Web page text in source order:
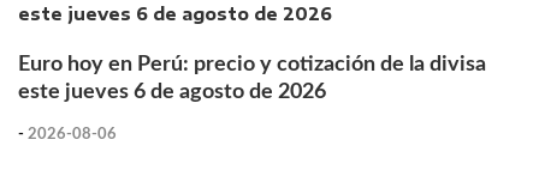
Euro hoy en Perú: precio y cotización de la divisa
este jueves 6 de agosto de 2026
- 2026-08-06